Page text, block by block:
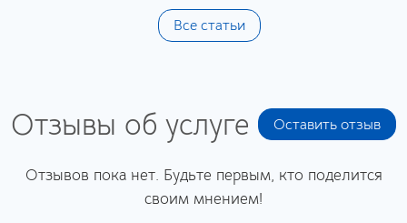
Все статьи
Отзывы об услуге Оставить отзыв
Отзывов пока нет. Будьте первым, кто поделится
своим мнением!